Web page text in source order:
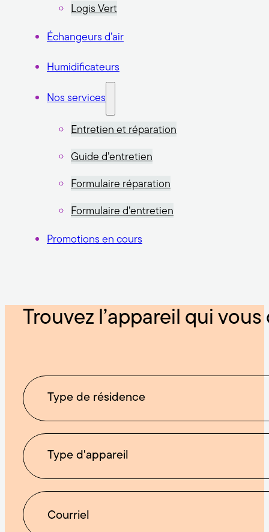
Logis Vert
Échangeurs d’air
Humidificateurs
Nos services
Entretien et réparation
Guide d’entretien
Formulaire réparation
Formulaire d’entretien
Promotions en cours
Trouvez l’appareil qui
Type de résidence
Type d'appareil